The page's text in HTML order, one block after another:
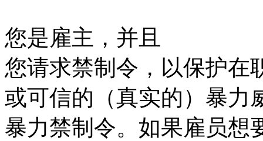
您是雇主，并且
您请求禁制令，以保护在
或可信的（真实的）暴力
暴力禁制令。如果雇员想